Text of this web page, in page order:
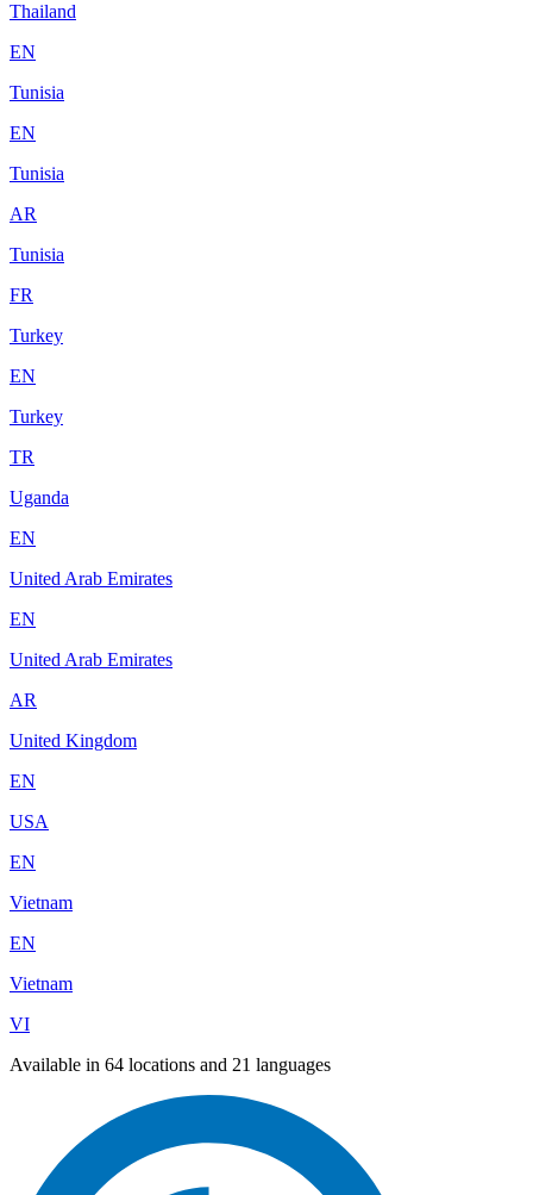
Thailand
EN
Tunisia
EN
Tunisia
AR
Tunisia
FR
Turkey
EN
Turkey
TR
Uganda
EN
United Arab Emirates
EN
United Arab Emirates
AR
United Kingdom
EN
USA
EN
Vietnam
EN
Vietnam
VI
Available in 64 locations and 21 languages